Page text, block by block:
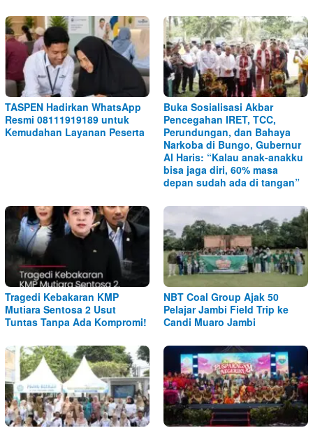
TASPEN Hadirkan WhatsApp
Resmi 08111919189 untuk
Kemudahan Layanan Peserta
Buka Sosialisasi Akbar
Pencegahan IRET, TCC,
Perundungan, dan Bahaya
Narkoba di Bungo, Gubernur
Al Haris: “Kalau anak-anakku
bisa jaga diri, 60% masa
depan sudah ada di tangan”
Tragedi Kebakaran KMP
Mutiara Sentosa 2 Usut
Tuntas Tanpa Ada Kompromi!
NBT Coal Group Ajak 50
Pelajar Jambi Field Trip ke
Candi Muaro Jambi